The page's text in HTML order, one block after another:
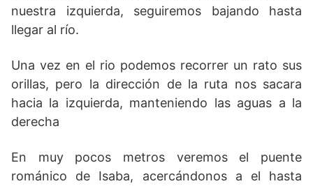
nuestra izquierda, seguiremos bajando hasta
llegar al río.
Una vez en el rio podemos recorrer un rato sus
orillas, pero la dirección de la ruta nos sacara
hacia la izquierda, manteniendo las aguas a la
derecha
En muy pocos metros veremos el puente
románico de Isaba, acercándonos a el hasta